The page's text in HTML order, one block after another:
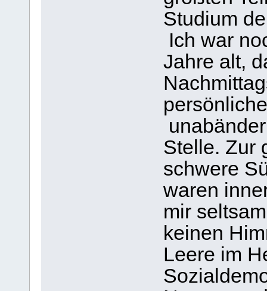
Studium
Ich war
Jahre alt,
Stelle. Zur
schwere
waren
mir
keinen
Leere im